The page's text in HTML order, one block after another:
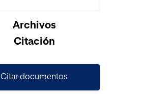
Archivos
Citación
Citar documentos